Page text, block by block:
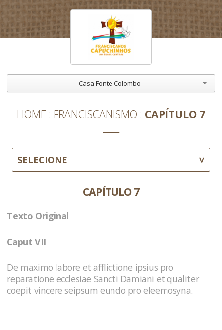
Casa Fonte Colombo
HOME FRANCISCANISMO CAPÍTULO 7
SELECIONE
CAPÍTULO 7
Texto Original
Caput VII
De maximo labore et afflictione ipsius pro
reparatione ecclesiae Sancti Damiani et qualiter
coepit vincere seipsum eundo pro eleemosyna.